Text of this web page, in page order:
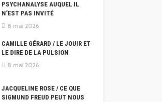
PSYCHANALYSE AUQUEL IL
N’EST PAS INVITÉ
8 mai 2026
CAMILLE GÉRARD / LE JOUIR ET
LE DIRE DE LA PULSION
8 mai 2026
JACQUELINE ROSE / CE QUE
SIGMUND FREUD PEUT NOUS